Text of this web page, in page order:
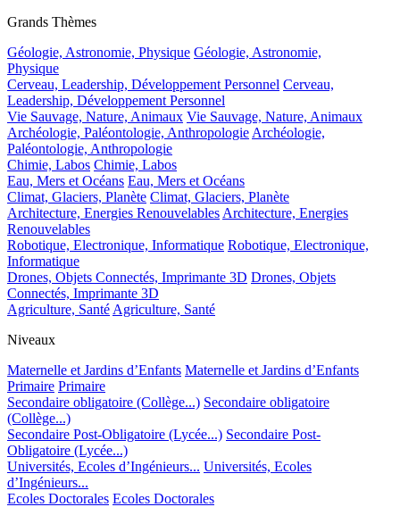
Grands Thèmes
Géologie, Astronomie, Physique Géologie, Astronomie,
Physique
Cerveau, Leadership, Développement Personnel Cerveau,
Leadership, Développement Personnel
Vie Sauvage, Nature, Animaux Vie Sauvage, Nature, Animaux
Archéologie, Paléontologie, Anthropologie Archéologie,
Paléontologie, Anthropologie
Chimie, Labos Chimie, Labos
Eau, Mers et Océans Eau, Mers et Océans
Climat, Glaciers, Planète Climat, Glaciers, Planète
Architecture, Energies Renouvelables Architecture, Energies
Renouvelables
Robotique, Electronique, Informatique Robotique, Electronique,
Informatique
Drones, Objets Connectés, Imprimante 3D Drones, Objets
Connectés, Imprimante 3D
Agriculture, Santé Agriculture, Santé
Niveaux
Maternelle et Jardins d’Enfants Maternelle et Jardins d’Enfants
Primaire Primaire
Secondaire obligatoire (Collège...) Secondaire obligatoire
(Collège...)
Secondaire Post-Obligatoire (Lycée...) Secondaire Post-
Obligatoire (Lycée...)
Universités, Ecoles d’Ingénieurs... Universités, Ecoles
d’Ingénieurs...
Ecoles Doctorales Ecoles Doctorales